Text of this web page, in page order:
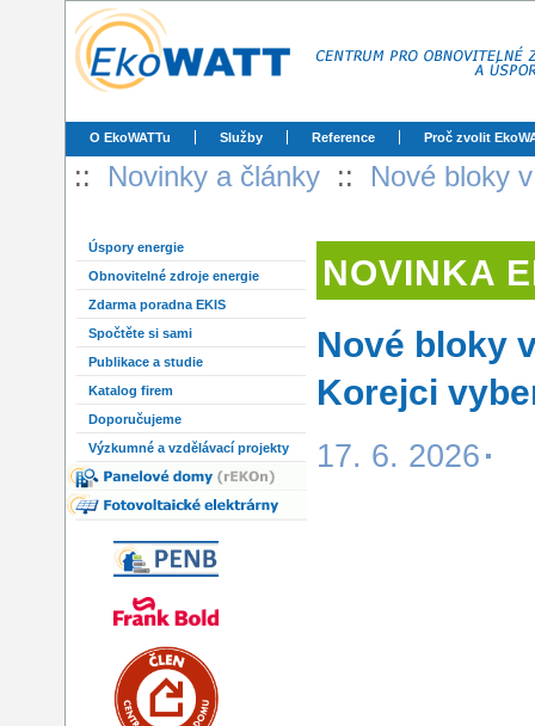
O EkoWATTu Služby Reference Proč zvolit
:: Novinky a články :: Nové bloky
Úspory energie
Obnovitelné zdroje energie
Zdarma poradna EKIS
Spočtěte si sami
Publikace a studie
Katalog firem
Doporučujeme
Výzkumné a vzdělávací projekty
NOVINKA
Nové bloky
Korejci
17. 6. 2026